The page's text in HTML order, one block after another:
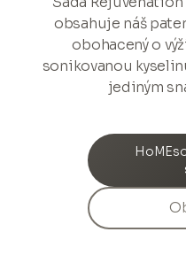
obsahuje náš
obohacený o
sonikovanou
jediným